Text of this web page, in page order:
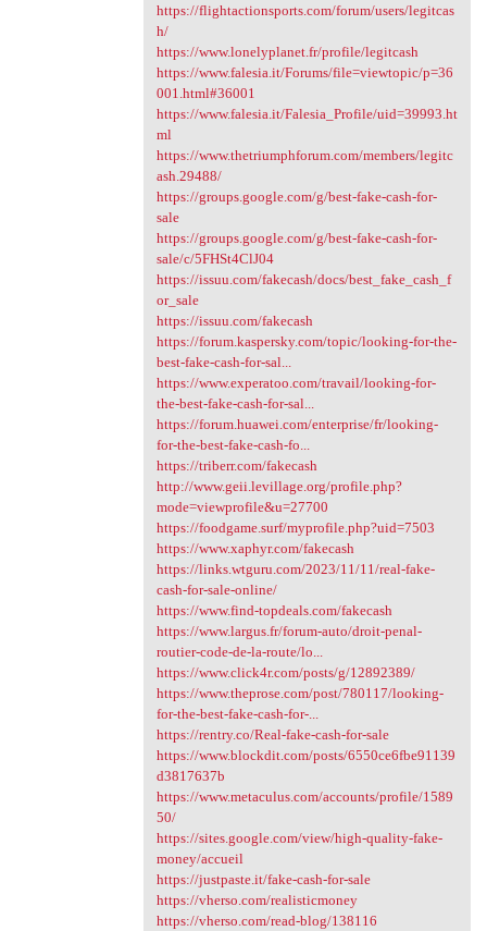
https://flightactionsports.com/forum/users/legitcas
h/
https://www.lonelyplanet.fr/profile/legitcash
https://www.falesia.it/Forums/file=viewtopic/p=36
001.html#36001
https://www.falesia.it/Falesia_Profile/uid=39993.ht
ml
https://www.thetriumphforum.com/members/legitc
ash.29488/
https://groups.google.com/g/best-fake-cash-for-
sale
https://groups.google.com/g/best-fake-cash-for-
sale/c/5FHSt4ClJ04
https://issuu.com/fakecash/docs/best_fake_cash_f
or_sale
https://issuu.com/fakecash
https://forum.kaspersky.com/topic/looking-for-the-
best-fake-cash-for-sal...
https://www.experatoo.com/travail/looking-for-
the-best-fake-cash-for-sal...
https://forum.huawei.com/enterprise/fr/looking-
for-the-best-fake-cash-fo...
https://triberr.com/fakecash
http://www.geii.levillage.org/profile.php?
mode=viewprofile&u=27700
https://foodgame.surf/myprofile.php?uid=7503
https://www.xaphyr.com/fakecash
https://links.wtguru.com/2023/11/11/real-fake-
cash-for-sale-online/
https://www.find-topdeals.com/fakecash
https://www.largus.fr/forum-auto/droit-penal-
routier-code-de-la-route/lo...
https://www.click4r.com/posts/g/12892389/
https://www.theprose.com/post/780117/looking-
for-the-best-fake-cash-for-...
https://rentry.co/Real-fake-cash-for-sale
https://www.blockdit.com/posts/6550ce6fbe91139
d3817637b
https://www.metaculus.com/accounts/profile/1589
50/
https://sites.google.com/view/high-quality-fake-
money/accueil
https://justpaste.it/fake-cash-for-sale
https://vherso.com/realisticmoney
https://vherso.com/read-blog/138116